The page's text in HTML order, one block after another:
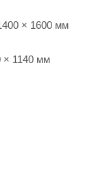
× 1600 мм
× 1140 мм